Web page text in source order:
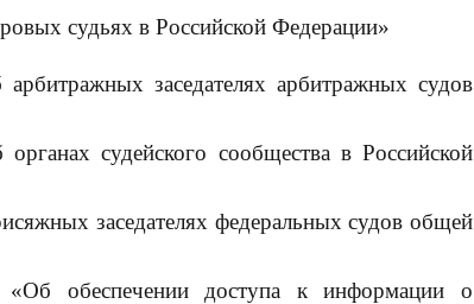
судьях в Российской Федерации»
заседателях арбитражных судов
судейского сообщества в Российской
заседателях федеральных судов общей
обеспечении доступа к информации о